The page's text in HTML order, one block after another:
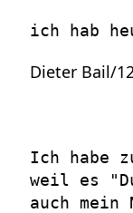
ich hab
Dieter Bail/
Ich habe
weil es
auch mein